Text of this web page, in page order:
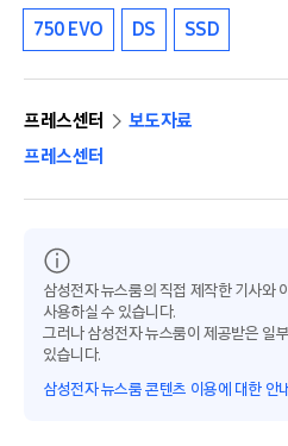
750 EVO DS SSD
프레스센터
보도자료
프레스센터
삼성전자 뉴스룸의 직접 제작한 기사와
사용하실 수 있습니다.
그러나 삼성전자 뉴스룸이 제공받은 일
있습니다.
삼성전자 뉴스룸 콘텐츠 이용에 대한 안